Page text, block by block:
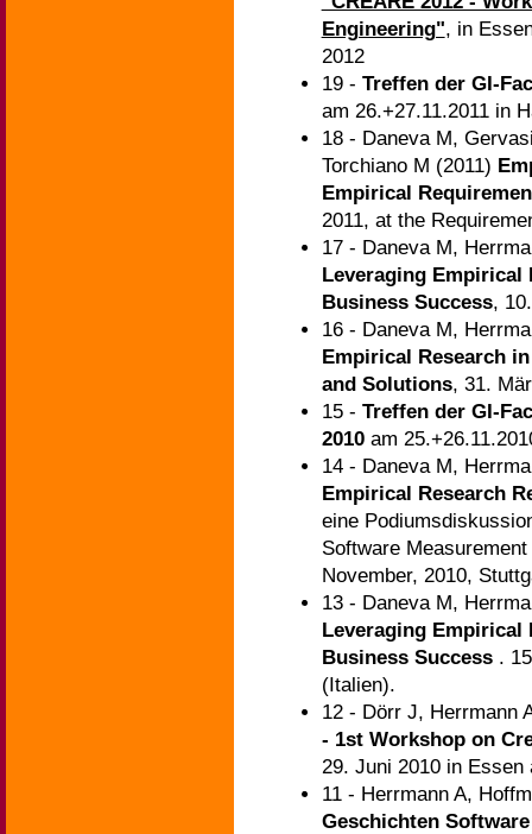
Engineering", in
2012
19 - Treffen der GI-
am 26.+27.11.2011 in
18 - Daneva M,
Torchiano M (2011)
Empirical
2011, at the
17 - Daneva M,
Leveraging Empirical
Business Success,
16 - Daneva M,
Empirical Research
and Solutions, 31.
15 - Treffen der GI-
2010 am
14 - Daneva M,
Empirical Research
eine
Software
November, 2010,
13 - Daneva M,
Leveraging Empirical
Business Success .
(Italien).
12 - Dörr J, Herrmann
- 1st Workshop on
29. Juni 2010 in Essen
11 - Herrmann A,
Geschichten